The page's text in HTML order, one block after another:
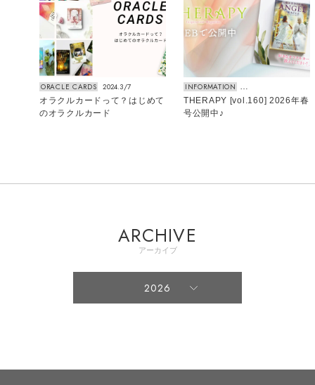
ORACLE CARDS 2024.3/7
オラクルカードって？はじめて
のオラクルカード
INFORMATION
THERAPY [vol.160] 2026年春
号公開中♪
ARCHIVE
アーカイブ
2026
2024